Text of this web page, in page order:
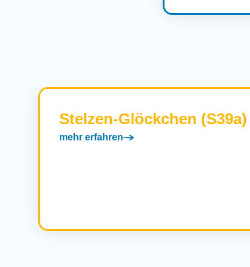
Stelzen-Glöckchen (S39a)
mehr erfahren